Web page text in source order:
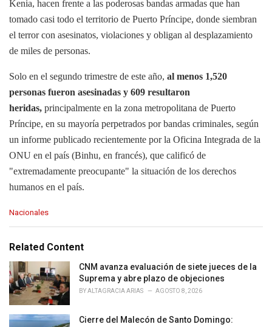
Kenia, hacen frente a las poderosas bandas armadas que han
tomado casi todo el territorio de Puerto Príncipe, donde siembran
el terror con asesinatos, violaciones y obligan al desplazamiento
de miles de personas.
Solo en el segundo trimestre de este año, al menos 1,520
personas fueron asesinadas y 609 resultaron
heridas, principalmente en la zona metropolitana de Puerto
Príncipe, en su mayoría perpetrados por bandas criminales, según
un informe publicado recientemente por la Oficina Integrada de la
ONU en el país (Binhu, en francés), que calificó de
"extremadamente preocupante" la situación de los derechos
humanos en el país.
C
e
o
r
i
e
:
Nacionales
Related Content
CNM avanza evaluación de siete jueces de la
Suprema y abre plazo de objeciones
BYALTAGRACIA ARIAS AGOSTO 8, 2026
Cierre del Malecón de Santo Domingo: